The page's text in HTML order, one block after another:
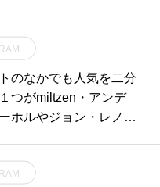
くらいの塩梅がちょう
。．くわしくは@haus
#MHL.#printed scarf#sc
#島根 #松江
のなかでも人気を二分
つがmiltzen・アンデ
ホルやジョン・レノン
も言えるでしょう・今